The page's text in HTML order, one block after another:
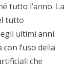
tutto l’anno. La
tutto
ultimi anni.
l’uso della
che